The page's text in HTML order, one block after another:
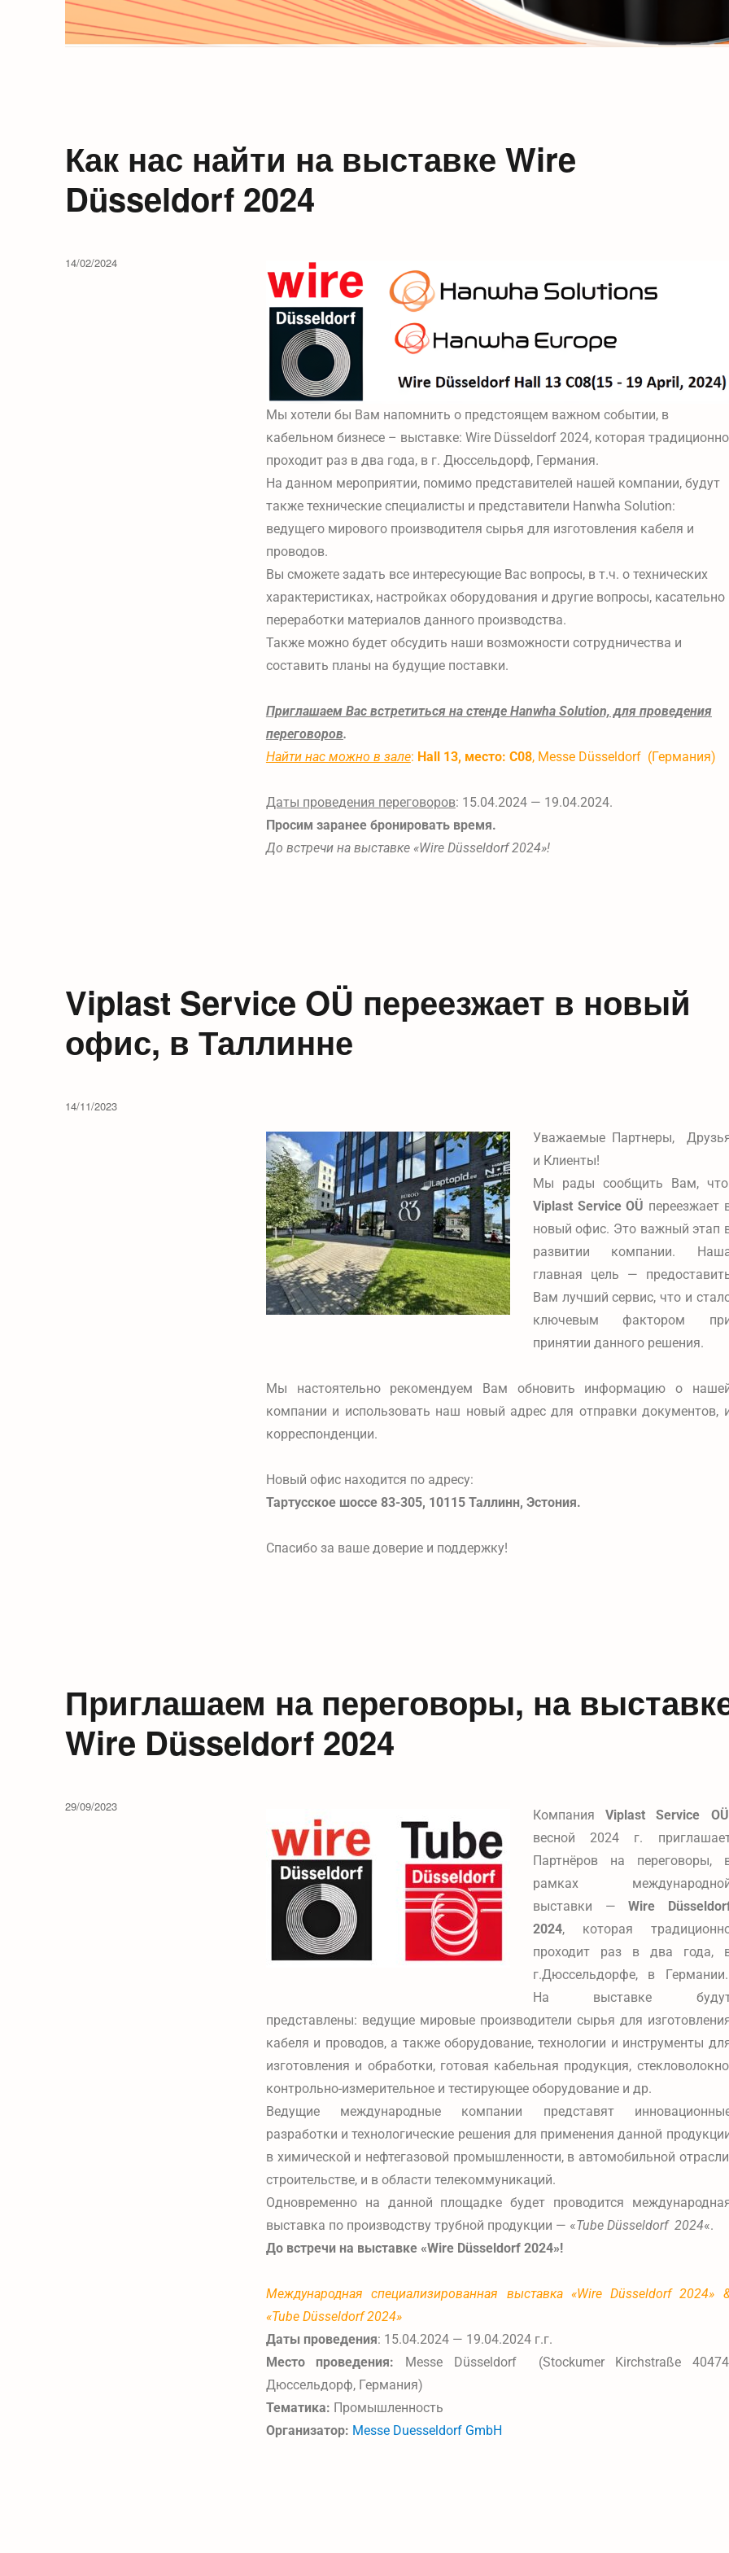
Как нас найти на выставке Wire
Düsseldorf 2024
Мы хотели бы Вам напомнить о предстоящем важном событии, в
кабельном бизнесе – выставке: Wire Düsseldorf 2024, которая традиционно
проходит раз в два года, в г. Дюссельдорф, Германия.
На данном мероприятии, помимо представителей нашей компании, будут
также технические специалисты и представители Hanwha Solution:
ведущего мирового производителя сырья для изготовления кабеля и
проводов.
Вы сможете задать все интересующие Вас вопросы, в т.ч. о технических
характеристиках, настройках оборудования и другие вопросы, касательно
переработки материалов данного производства.
Также можно будет обсудить наши возможности сотрудничества и
составить планы на будущие поставки.
Приглашаем Вас встретиться на стенде Hanwha Solution, для проведения
переговоров.
Найти нас можно в зале: Hall 13, место: C08, Messe Düsseldorf (Германия)
Даты проведения переговоров: 15.04.2024 — 19.04.2024.
Просим заранее бронировать время.
До встречи на выставке «Wire Düsseldorf 2024»!
14/02/2024
Viplast Service OÜ переезжает в новый
офис, в Таллинне
Уважаемые Партнеры,
и Клиенты!
Мы рады сообщить Вам,
Viplast Service OÜ переезжает
новый офис. Это важный этап
развитии компании.
главная цель —
Вам лучший сервис, что и
ключевым фактором
принятии данного решения.
Мы настоятельно рекомендуем Вам обновить информацию о
компании и использовать наш новый адрес для отправки документов,
корреспонденции.
Новый офис находится по адресу:
Тартусское шоссе 83-305, 10115 Таллинн, Эстония.
Спасибо за ваше доверие и поддержку!
14/11/2023
Приглашаем на переговоры, на
Wire Düsseldorf 2024
КомпанияViplast Service OÜ
весной 2024 г.
Партнёров на переговоры,
рамках
выставки —Wire
2024, которая
проходит раз в два года,
г.Дюссельдорфе, в
На выставке
представлены: ведущие мировые производители сырья для
кабеля и проводов, а также оборудование, технологии и инструменты
изготовления и обработки, готовая кабельная продукция,
контрольно-измерительное и тестирующее оборудование и др.
Ведущие международные компании представят
разработки и технологические решения для применения данной
в химической и нефтегазовой промышленности, в автомобильной
строительстве, и в области телекоммуникаций.
Одновременно на данной площадке будет проводится
выставка по производству трубной продукции — «Tube Düsseldorf 2024«.
До встречи на выставке «Wire Düsseldorf 2024»!
Международная специализированная выставка «Wire Düsseldorf 2024»
«Tube Düsseldorf 2024»
Даты проведения: 15.04.2024 — 19.04.2024 г.г.
Место проведения: Messe Düsseldorf (Stockumer Kirchstraße
Дюссельдорф, Германия)
Тематика: Промышленность
Организатор: Messe Duesseldorf GmbH
29/09/2023